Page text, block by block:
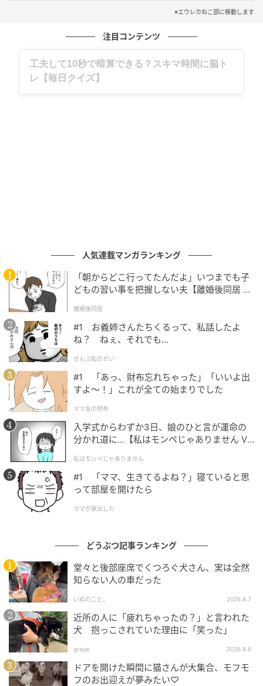
※エウレカねこ部に移動します
注目コンテンツ
グルメ、ギャグ、子育て、旅行記……全部、読
めます。
人気連載マンガランキング
「朝からどこ行ってたんだよ」いつまでも子
どもの習い事を把握しない夫【離婚後同居 Vo
離婚後同居
#1 お義姉さんたちくるって、私話したよ
ね？ ねぇ、それでも…
ぜんぶ私のせい
#1 「あっ、財布忘れちゃった」「いいよ出
すよ〜！」これが全ての始まりでした
ママ友の財布
入学式からわずか3日、娘のひと言が運命の
分かれ道に…【私はモンペじゃありません Vo
私はモンペじゃありません
#1 「ママ、生きてるよね？」寝ていると思
って部屋を開けたら
ママが家出した
どうぶつ記事ランキング
堂々と後部座席でくつろぐ犬さん、実は全然
知らない人の車だった
いぬのこと。 2026.8.7
近所の人に「疲れちゃったの？」と言われた
犬 抱っこされていた理由に「笑った」
grape 2026.8.6
ドアを開けた瞬間に猫さんが大集合、モフモ
フのお出迎えが夢みたい♡